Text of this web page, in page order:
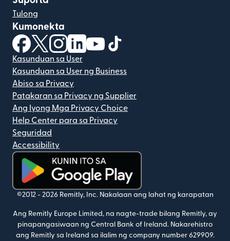
Tulong
Kumonekta
(bubukas sa bagong window)
(bubukas sa bagong window)
(bubukas sa bagong window)
(bubukas sa bagong window)
(bubukas sa bagong window)
Kasunduan sa User
Kasunduan sa User ng Business
Abiso sa Privacy
Patakaran sa Privacy ng Supplier
Ang Iyong Mga Privacy Choice
Help Center para sa Privacy
Seguridad
Accessibility
(bubukas sa bagong window)
©2012 - 2026 Remitly, Inc. Nakalaan ang lahat ng karapatan
Ang Remitly Europe Limited, na nagte-trade bilang Remitly, ay
pinapangasiwaan ng Central Bank of Ireland. Nakarehistro
ang Remitly sa Ireland sa ilalim ng company number 629909.